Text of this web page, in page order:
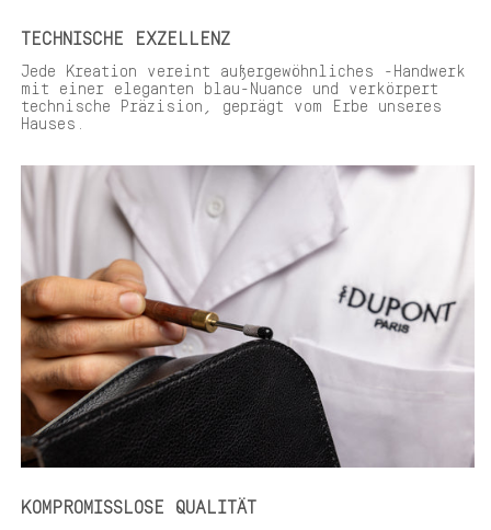
TECHNISCHE EXZELLENZ
Jede Kreation vereint außergewöhnliches -Handwerk
mit einer eleganten blau-Nuance und verkörpert
technische Präzision, geprägt vom Erbe unseres
Hauses.
KOMPROMISSLOSE QUALITÄT